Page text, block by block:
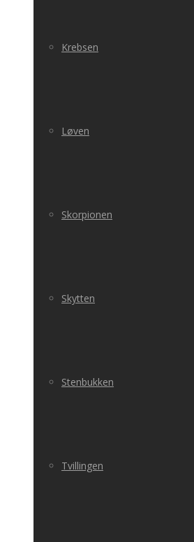
Krebsen
Løven
Skorpionen
Skytten
Stenbukken
Tvillingen